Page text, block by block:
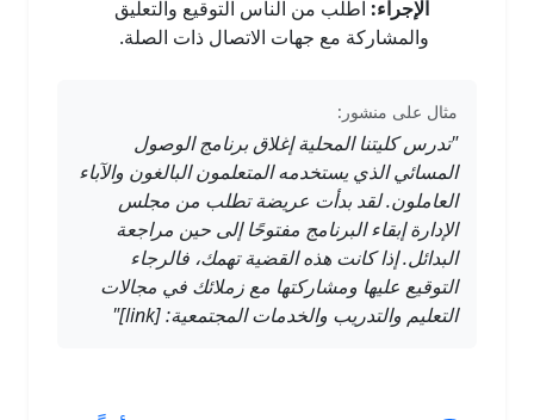
الإجراء: اطلب من الناس التوقيع والتعليق
والمشاركة مع جهات الاتصال ذات الصلة.
مثال على منشور:
"تدرس كليتنا المحلية إغلاق برنامج الوصول
المسائي الذي يستخدمه المتعلمون البالغون والآباء
العاملون. لقد بدأت عريضة تطلب من مجلس
الإدارة إبقاء البرنامج مفتوحًا إلى حين مراجعة
البدائل. إذا كانت هذه القضية تهمك، فالرجاء
التوقيع عليها ومشاركتها مع زملائك في مجالات
التعليم والتدريب والخدمات المجتمعية: [link]"